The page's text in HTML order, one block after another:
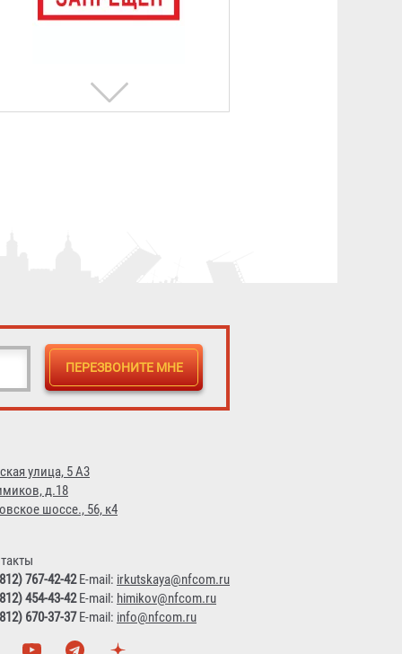
Знак V-39 / В-53 (Проход
держать свободным)
улица, 5 А3
д.18
шоссе., 56, к4
767-42-42E-mail: irkutskaya@nfcom.ru
454-43-42E-mail: himikov@nfcom.ru
670-37-37E-mail: info@nfcom.ru